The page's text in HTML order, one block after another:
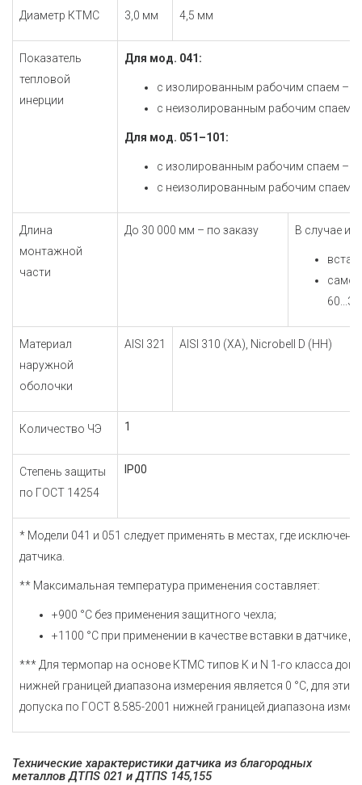
Диаметр КТМС 3,0 мм 4,5 мм
Показатель
тепловой
инерции
Для мод. 041:
с изолированным рабочим спаем –
с неизолированным рабочим спаем –
Для мод. 051–101:
с изолированным рабочим спаем –
с неизолированным рабочим спаем –
Длина
монтажной
части
До 30 000 мм – по заказу В случае
Материал
наружной
оболочки
AISI 321 AISI 310 (ХА), Nicrobell D (НН)
Количество ЧЭ 1
Степень защиты
по ГОСТ 14254
IP00
* Модели 041 и 051 следует применять в местах, где
датчика.
** Максимальная температура применения составляет:
+900 °С без применения защитного чехла;
+1100 °С при применении в качестве вставки в датчике
*** Для термопар на основе КТМС типов К и N 1-го класса
нижней границей диапазона измерения является 0 °С, для
допуска по ГОСТ 8.585-2001 нижней границей диапазона
Технические характеристики датчика из благородных
металлов ДТПS 021 и ДТПS 145,155